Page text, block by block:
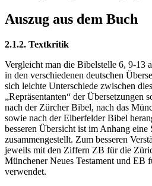
Auszug aus dem Buch
2.1.2. Textkritik
Vergleicht man die Bibelstelle 6, 9-13
in den verschiedenen deutschen
sich leichte Unterschiede zwischen
„Repräsentanten“ der Übersetzungen
nach der Zürcher Bibel, nach das
sowie nach der Elberfelder Bibel
besseren Übersicht ist im Anhang eine
zusammengestellt. Zum besseren
jeweils mit den Ziffern ZB für die
Münchener Neues Testament und EB
verwendet.